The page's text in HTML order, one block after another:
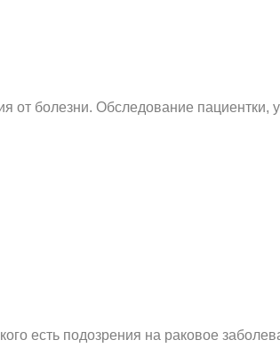
от болезни. Обследование пациентки,
есть подозрения на раковое